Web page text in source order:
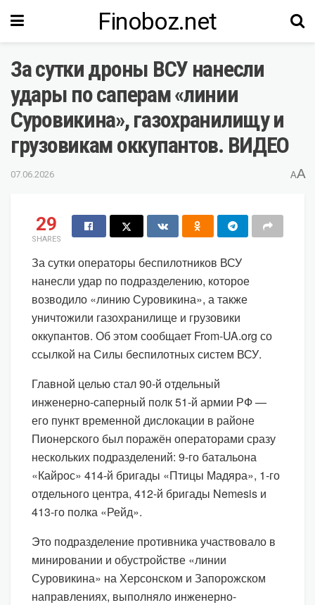
Finoboz.net
За сутки дроны ВСУ нанесли
удары по саперам «линии
Суровикина», газохранилищу и
грузовикам оккупантов. ВИДЕО
07.06.2026 AA
29
SHARES
За сутки операторы беспилотников ВСУ
нанесли удар по подразделению, которое
возводило «линию Суровикина», а также
уничтожили газохранилище и грузовики
оккупантов. Об этом сообщает From-UA.org со
ссылкой на Силы беспилотных систем ВСУ.
Главной целью стал 90-й отдельный
инженерно-саперный полк 51-й армии РФ —
его пункт временной дислокации в районе
Пионерского был поражён операторами сразу
нескольких подразделений: 9-го батальона
«Кайрос» 414-й бригады «Птицы Мадяра», 1-го
отдельного центра, 412-й бригады Nemesis и
413-го полка «Рейд».
Это подразделение противника участвовало в
минировании и обустройстве «линии
Суровикина» на Херсонском и Запорожском
направлениях, выполняло инженерно-